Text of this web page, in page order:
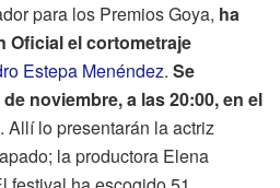
para los Premios Goya, ha
Oficial el cortometraje
Estepa Menéndez. Se
noviembre, a las 20:00, en el
. Allí lo presentarán la actriz
la productora Elena